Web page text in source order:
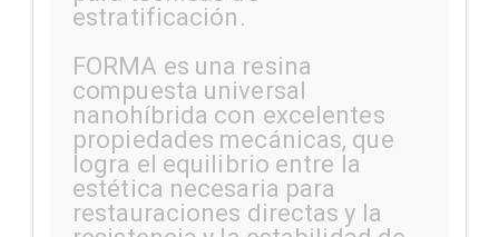
estratificación.
FORMA es una resina
compuesta universal
nanohíbrida con excelentes
propiedades mecánicas, que
logra el equilibrio entre la
estética necesaria para
restauraciones directas y la